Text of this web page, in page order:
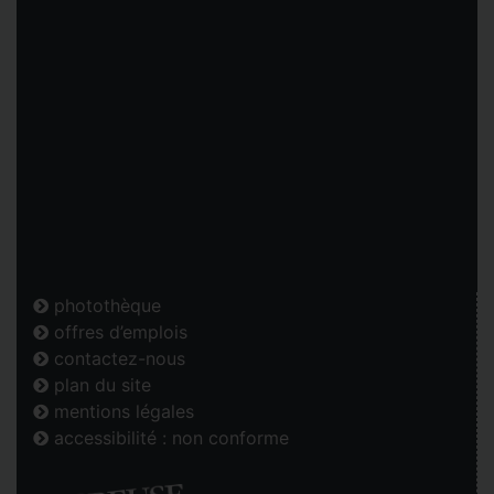
photothèque
offres d’emplois
contactez-nous
plan du site
mentions légales
accessibilité : non conforme